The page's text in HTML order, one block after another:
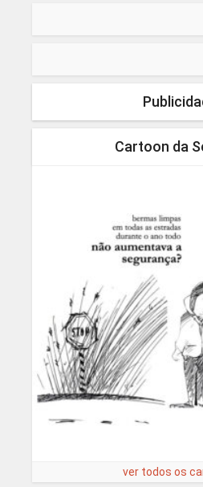
Cartoon da
ver todos os